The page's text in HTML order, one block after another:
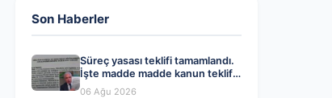
Son Haberler
Süreç yasası teklifi tamamlandı.
İşte madde madde kanun teklifi
ve gerekçelerinin tam metni
06 Ağu 2026